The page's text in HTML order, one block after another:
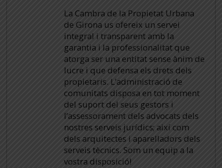
La Cambra de la Propietat Urbana
de Girona us ofereix un servei
integral i transparent amb la
garantia i la professionalitat que
atorga ser una entitat sense ànim de
lucre i que defensa els drets dels
propietaris. L’administració de
comunitats disposa en tot moment
del suport del seus gestors i
l’assessorament dels advocats dels
nostres serveis jurídics; així com
dels arquitectes i aparelladors dels
serveis tècnics. Som un equip a la
vostra disposició!